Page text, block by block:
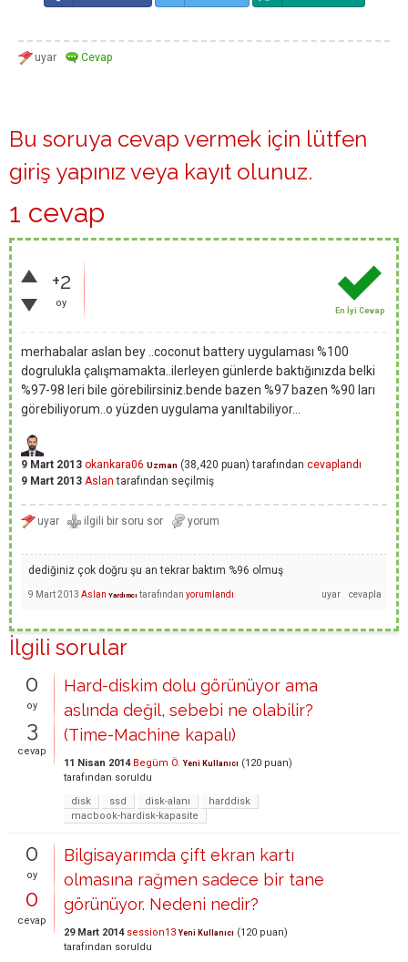
Bu soruya cevap vermek için lütfen
giriş yapınız veya kayıt olunuz.
1 cevap
+2
oy
En İyi Cevap
merhabalar aslan bey ..coconut battery uygulaması %100
dogrulukla çalışmamakta..ilerleyen günlerde baktığınızda belki
%97-98 leri bile görebilirsiniz.bende bazen %97 bazen %90 ları
görebiliyorum..o yüzden uygulama yanıltabiliyor...
9 Mart 2013 okankara06 Uzman (38,420 puan) tarafından cevaplandı
9 Mart 2013 Aslan tarafından seçilmiş
dediğiniz çok doğru şu an tekrar baktım %96 olmuş
9 Mart 2013 Aslan Yardımcı tarafından yorumlandı
İlgili sorular
0
oy
3
cevap
Hard-diskim dolu görünüyor ama
aslında değil, sebebi ne olabilir?
(Time-Machine kapalı)
11 Nisan 2014 Begüm Ö. Yeni Kullanıcı (120 puan)
tarafından soruldu
disk
ssd disk-alanı
harddisk
macbook-hardisk-kapasite
0
oy
0
cevap
Bilgisayarımda çift ekran kartı
olmasına rağmen sadece bir tane
görünüyor. Nedeni nedir?
29 Mart 2014 session13 Yeni Kullanıcı (120 puan)
tarafından soruldu